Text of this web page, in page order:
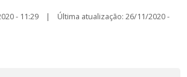
- 11:29 | Última atualização: 26/11/2020 -